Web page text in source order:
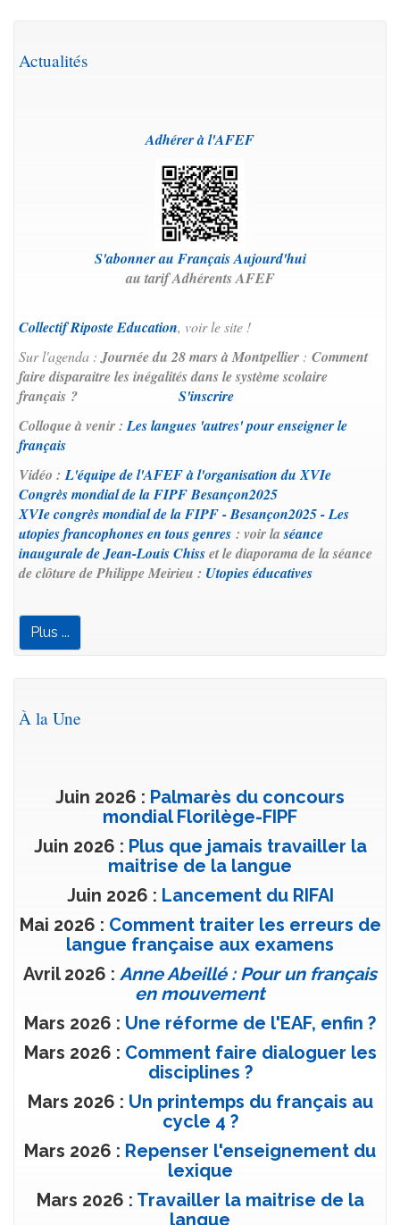
Actualités
Adhérer à l'AFEF
S'abonner au Français Aujourd'hui
au tarif Adhérents AFEF
Collectif Riposte Education, voir le site !
Sur l'agenda : Journée du 28 mars à Montpellier : Comment
faire disparaitre les inégalités dans le système scolaire
français ? S'inscrire
Colloque à venir :Les langues 'autres' pour enseigner le
français
Vidéo :L'équipe de l'AFEF à l'organisation du XVIe
Congrès mondial de la FIPF Besançon2025
XVIe congrès mondial de la FIPF - Besançon2025 - Les
utopies francophones en tous genres : voir laséance
inaugurale de Jean-Louis Chisset le diaporama de la séance
de clôture de Philippe Meirieu : Utopies éducatives
Plus ...
À la Une
Juin 2026 : Palmarès du concours
mondial Florilège-FIPF
Juin 2026 : Plus que jamais travailler la
maitrise de la langue
Juin 2026 : Lancement du RIFAI
Mai 2026 : Comment traiter les erreurs de
langue française aux examens
Avril 2026 : Anne Abeillé : Pour un français
en mouvement
Mars 2026 : Une réforme de l'EAF, enfin ?
Mars 2026 : Comment faire dialoguer les
disciplines ?
Mars 2026 : Un printemps du français au
cycle 4 ?
Mars 2026 : Repenser l'enseignement du
lexique
Mars 2026 : Travailler la maitrise de la
langue